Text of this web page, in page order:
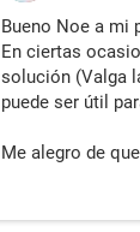
Bueno Noe a mi
En ciertas
solución (Valga
puede ser útil
Me alegro de